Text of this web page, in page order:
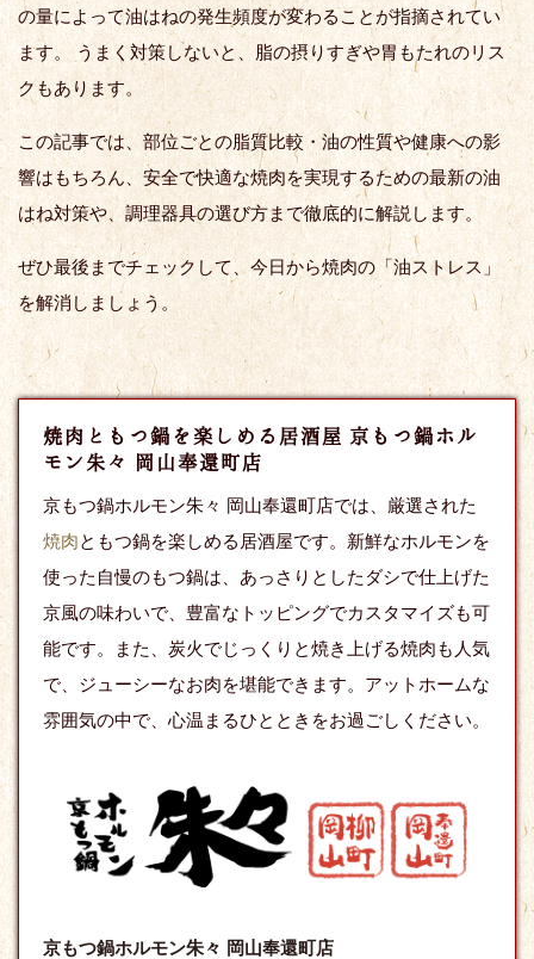
の量によって油はねの発生頻度が変わることが指摘されてい
ます。 うまく対策しないと、脂の摂りすぎや胃もたれのリス
クもあります。
この記事では、部位ごとの脂質比較・油の性質や健康への影
響はもちろん、安全で快適な焼肉を実現するための最新の油
はね対策や、調理器具の選び方まで徹底的に解説します。
ぜひ最後までチェックして、今日から焼肉の「油ストレス」
を解消しましょう。
焼肉ともつ鍋を楽しめる居酒屋 京もつ鍋ホル
モン朱々 岡山奉還町店
京もつ鍋ホルモン朱々 岡山奉還町店では、厳選された
焼肉ともつ鍋を楽しめる居酒屋です。新鮮なホルモンを
使った自慢のもつ鍋は、あっさりとしたダシで仕上げた
京風の味わいで、豊富なトッピングでカスタマイズも可
能です。また、炭火でじっくりと焼き上げる焼肉も人気
で、ジューシーなお肉を堪能できます。アットホームな
雰囲気の中で、心温まるひとときをお過ごしください。
京もつ鍋ホルモン朱々 岡山奉還町店